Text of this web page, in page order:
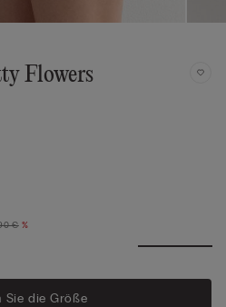
Flowers
€ %
Sie die Größe